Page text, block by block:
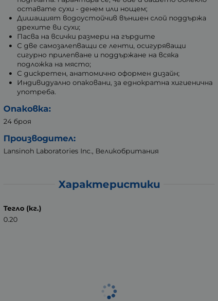
оставате сухи - денем или нощем;
Дишащият водоустойчив външен слой поддържа
дрехите ви сухи;
Пасва на всички размери на гърдите
С две самозалепващи се ленти, осигуряващи
сигурно прилепване и поддържане на всяка
подложка на място;
С дискретен, анатомично оформен дизайн;
Индивидуално опаковани, за еднократна хигиенична
употреба.
Опаковка:
24 броя
Производител:
Lansinoh Laboratories Inc., Великобритания
Характеристики
Тегло (кг.)
0.20